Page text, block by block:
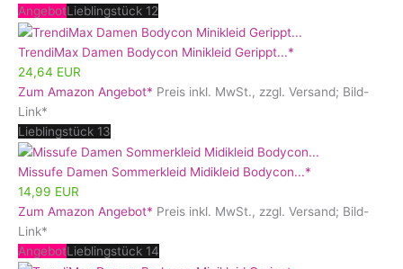
AngebotLieblingstück 12
TrendiMax Damen Bodycon Minikleid Gerippt...*
24,64 EUR
Zum Amazon Angebot* Preis inkl. MwSt., zzgl. Versand; Bild-
Link*
Lieblingstück 13
Missufe Damen Sommerkleid Midikleid Bodycon...*
14,99 EUR
Zum Amazon Angebot* Preis inkl. MwSt., zzgl. Versand; Bild-
Link*
AngebotLieblingstück 14